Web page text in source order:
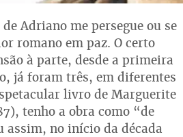
Adriano me persegue ou se
romano em paz. O certo
à parte, desde a primeira
já foram três, em diferentes
livro de Marguerite
tenho a obra como “de
assim, no início da década